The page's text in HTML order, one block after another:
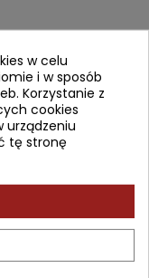
favorite_border
w celu
i w sposób
Korzystanie z
cookies
urządzeniu
tę stronę